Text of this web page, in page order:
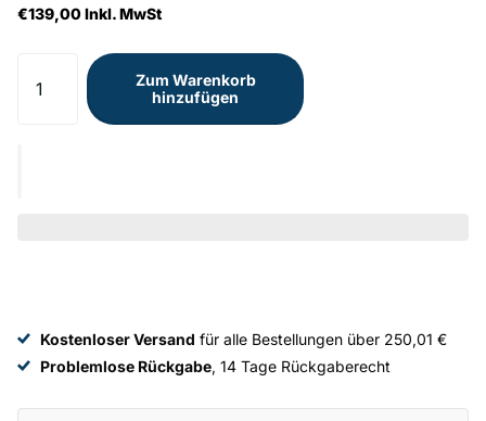
€139,00 Inkl. MwSt
Zum Warenkorb
hinzufügen
Kostenloser Versand für alle Bestellungen über 250,01 €
Problemlose Rückgabe , 14 Tage Rückgaberecht